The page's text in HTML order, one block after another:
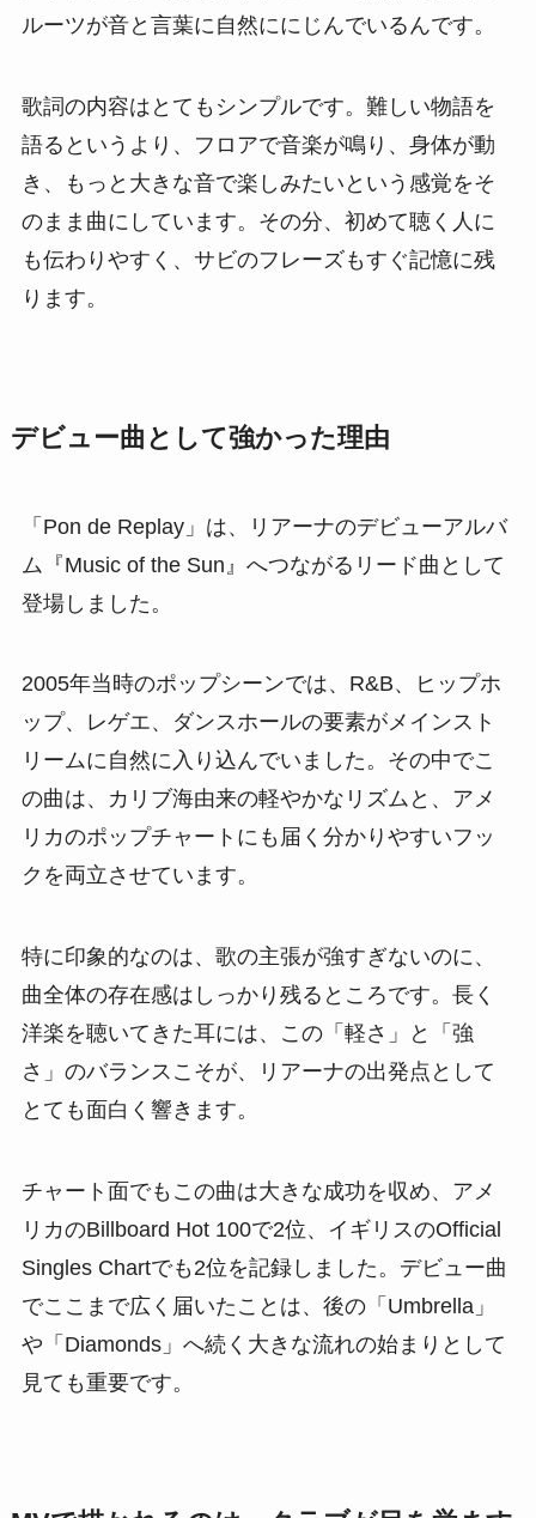
ルーツが音と言葉に自然ににじんでいるんです。
歌詞の内容はとてもシンプルです。難しい物語を
語るというより、フロアで音楽が鳴り、身体が動
き、もっと大きな音で楽しみたいという感覚をそ
のまま曲にしています。その分、初めて聴く人に
も伝わりやすく、サビのフレーズもすぐ記憶に残
ります。
デビュー曲として強かった理由
「Pon de Replay」は、リアーナのデビューアルバ
ム『Music of the Sun』へつながるリード曲として
登場しました。
2005年当時のポップシーンでは、R&B、ヒップホ
ップ、レゲエ、ダンスホールの要素がメインスト
リームに自然に入り込んでいました。その中でこ
の曲は、カリブ海由来の軽やかなリズムと、アメ
リカのポップチャートにも届く分かりやすいフッ
クを両立させています。
特に印象的なのは、歌の主張が強すぎないのに、
曲全体の存在感はしっかり残るところです。長く
洋楽を聴いてきた耳には、この「軽さ」と「強
さ」のバランスこそが、リアーナの出発点として
とても面白く響きます。
チャート面でもこの曲は大きな成功を収め、アメ
リカのBillboard Hot 100で2位、イギリスのOfficial
Singles Chartでも2位を記録しました。デビュー曲
でここまで広く届いたことは、後の「Umbrella」
や「Diamonds」へ続く大きな流れの始まりとして
見ても重要です。